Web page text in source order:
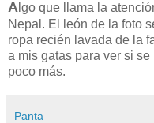
A lgo que llama la
Nepal. El león de la foto
ropa recién lavada de la
a mis gatas para ver si
poco más.
Panta